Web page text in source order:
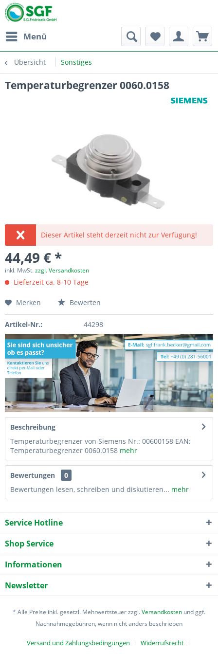
Menü
Übersicht Sonstiges
Temperaturbegrenzer 0060.0158
Dieser Artikel steht derzeit nicht zur Verfügung!
44,49 € *
inkl. MwSt.zzgl. Versandkosten
Lieferzeit ca. 8-10 Tage
Merken Bewerten
Artikel-Nr.: 44298
Beschreibung
Temperaturbegrenzer von Siemens Nr.: 00600158 EAN:
Temperaturbegrenzer 0060.0158 mehr
Bewertungen
0
Bewertungen lesen, schreiben und diskutieren... mehr
Service Hotline
Shop Service
Informationen
Newsletter
* Alle Preise inkl. gesetzl. Mehrwertsteuer zzgl.Versandkosten und ggf.
Nachnahmegebühren, wenn nicht anders beschrieben
Versand und Zahlungsbedingungen Widerrufsrecht